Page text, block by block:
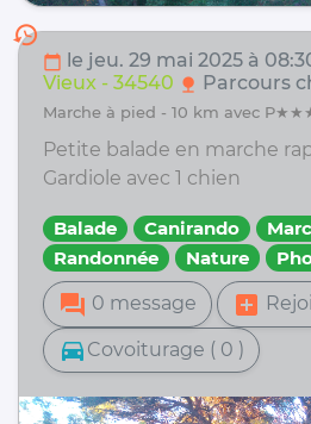
history
calendar_today le jeu. 29 mai 2025 à
Vieux - 34540 nature Parcours
marche à pied - 10 km avec
Petite balade en marche
Gardiole avec 1 chien
Balade Canirando
Randonnée
Nature
forum 0 message add_box
directions_car Covoiturage ( 0 )